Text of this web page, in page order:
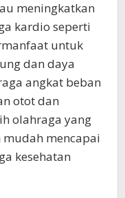
meningkatkan
kardio seperti
untuk
dan daya
angkat beban
otot dan
olahraga yang
mudah mencapai
kesehatan